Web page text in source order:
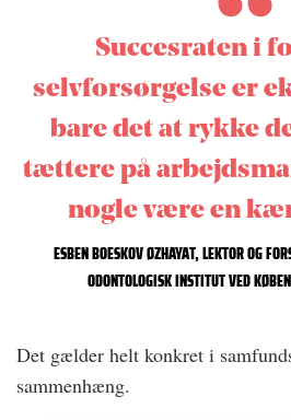
Succesraten i
selvforsørgelse er
bare det at rykke
tættere på
nogle være en
ESBEN BOESKOV ØZHAYAT, LEKTOR OG
ODONTOLOGISK INSTITUT VED
Det gælder helt konkret i
sammenhæng.